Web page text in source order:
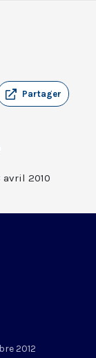
Partager
avril 2010
2012